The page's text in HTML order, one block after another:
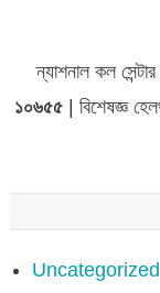
ন্যাশনাল কল সেন্টার
১০৬৫৫ | বিশেষজ্ঞ
Uncategorized